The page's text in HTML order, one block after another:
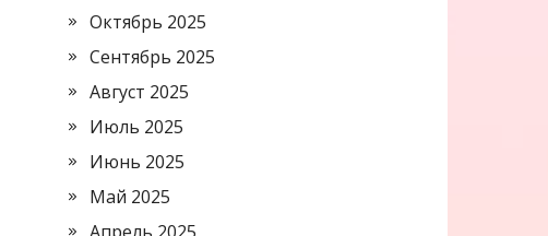
Октябрь 2025
Сентябрь 2025
Август 2025
Июль 2025
Июнь 2025
Май 2025